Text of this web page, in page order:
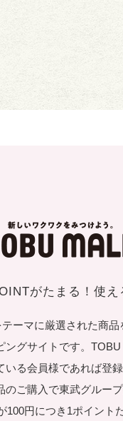
がたまる！使え
テーマに厳選された商
ングサイトです。
いる会員様であれば登
のご購入で東武グルー
100円につき1ポイント